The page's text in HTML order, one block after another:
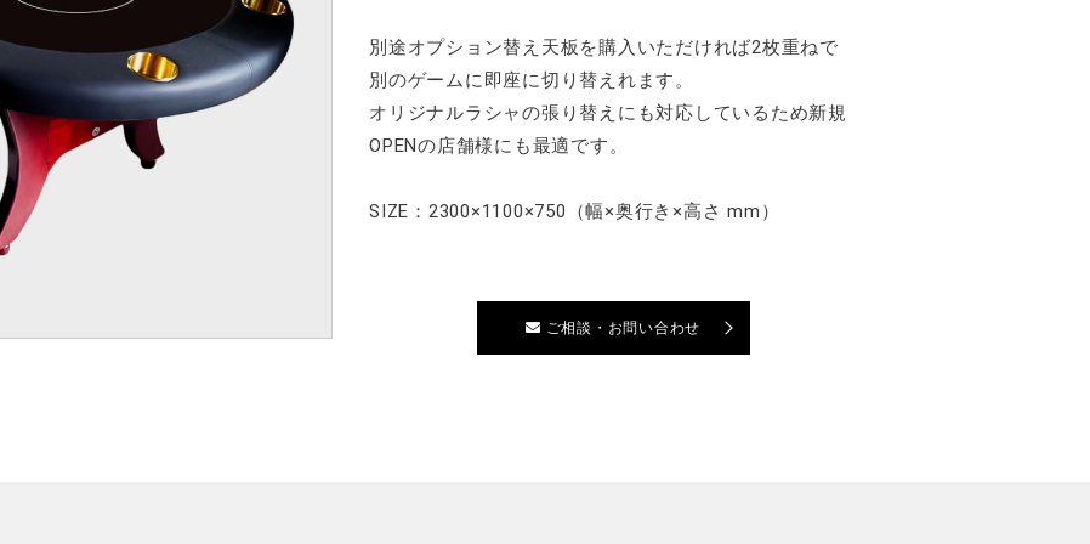
別途オプション替え天板を購入いただければ2枚重ねで
別のゲームに即座に切り替えれます。
オリジナルラシャの張り替えにも対応しているため新規
OPENの店舗様にも最適です。
SIZE：2300×1100×750（幅×奥行き×高さ mm）
ご相談・お問い合わせ